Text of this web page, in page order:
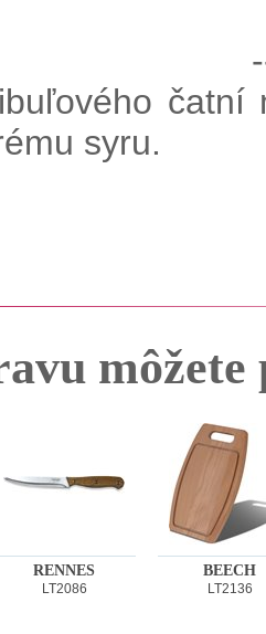
syru.
RENNES
LT2086
BEECH
LT2136